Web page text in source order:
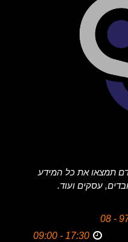
תמצאו את כל המידע
עסקים ועוד.
17:30 - 09:00